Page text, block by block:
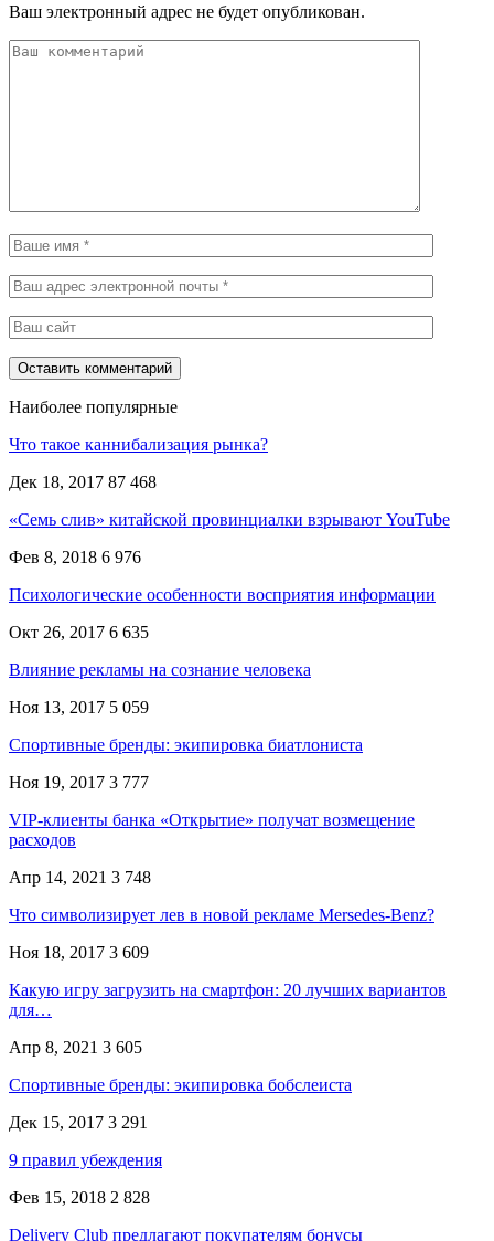
Ваш электронный адрес не будет опубликован.
Наиболее популярные
Что такое каннибализация рынка?
Дек 18, 2017 87 468
«Семь слив» китайской провинциалки взрывают YouTube
Фев 8, 2018 6 976
Психологические особенности восприятия информации
Окт 26, 2017 6 635
Влияние рекламы на сознание человека
Ноя 13, 2017 5 059
Спортивные бренды: экипировка биатлониста
Ноя 19, 2017 3 777
VIP-клиенты банка «Открытие» получат возмещение
расходов
Апр 14, 2021 3 748
Что символизирует лев в новой рекламе Mersedes-Benz?
Ноя 18, 2017 3 609
Какую игру загрузить на смартфон: 20 лучших вариантов
для…
Апр 8, 2021 3 605
Спортивные бренды: экипировка бобслеиста
Дек 15, 2017 3 291
9 правил убеждения
Фев 15, 2018 2 828
Delivery Club предлагают покупателям бонусы